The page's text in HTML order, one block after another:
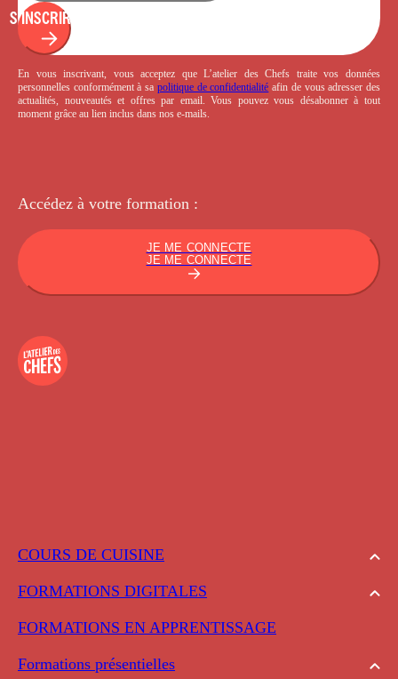
COURS DE CUISINE
FORMATIONS DIGITALES
FORMATIONS EN APPRENTISSAGE
Formations présentielles
S'INSCRIRE
En vous inscrivant, vous acceptez que L’atelier des Chefs traite vos données
personnelles conformément à sa politique de confidentialité afin de vous adresser des
actualités, nouveautés et offres par email. Vous pouvez vous désabonner à tout
moment grâce au lien inclus dans nos e-mails.
Accédez à votre formation :
JE ME CONNECTE
JE ME CONNECTE